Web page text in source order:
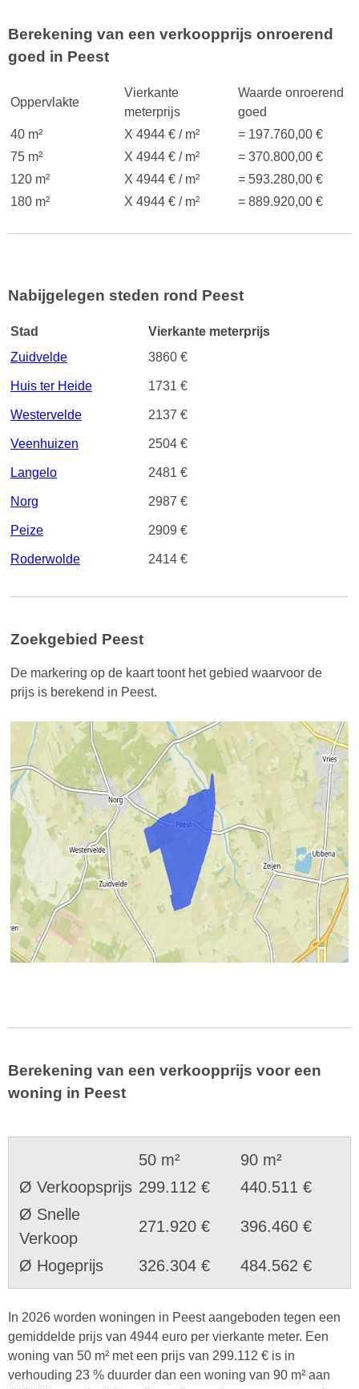
Berekening van een verkoopprijs onroerend
goed in Peest
Oppervlakte
Vierkante
meterprijs
Waarde onroerend
goed
40 m²
X 4944 € / m²
= 197.760,00 €
75 m²
X 4944 € / m²
= 370.800,00 €
120 m²
X 4944 € / m²
= 593.280,00 €
180 m²
X 4944 € / m² = 889.920,00 €
Nabijgelegen steden rond Peest
Stad
Vierkante meterprijs
Zuidvelde
3860 €
Huis ter Heide 1731 €
Westervelde 2137 €
Veenhuizen 2504 €
Langelo 2481 €
Norg 2987 €
Peize 2909 €
Roderwolde 2414 €
Zoekgebied Peest
De markering op de kaart toont het gebied waarvoor de
prijs is berekend in Peest.
Berekening van een verkoopprijs voor een
woning in Peest
50 m²
90 m²
Ø Verkoopsprijs 299.112 €
440.511 €
Ø Snelle
Verkoop
271.920 € 396.460 €
Ø Hogeprijs 326.304 € 484.562 €
In 2026 worden woningen in Peest aangeboden tegen een
gemiddelde prijs van 4944 euro per vierkante meter. Een
woning van 50 m² met een prijs van 299.112 € is in
verhouding 23 % duurder dan een woning van 90 m² aan